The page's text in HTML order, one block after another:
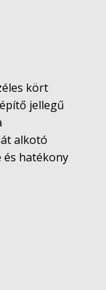
kört
jellegű
alkotó
és hatékony